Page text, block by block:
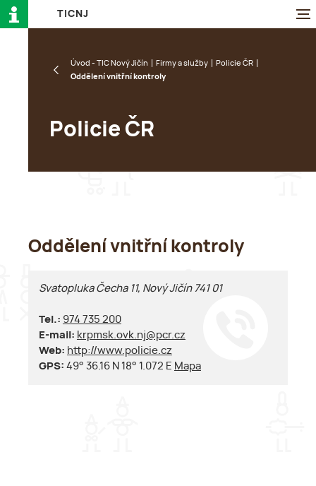
TI CN J
Úvod - TIC Nový Jičín Firmy a služby
Policie ČR
Oddělení vnitřní kontroly
Policie ČR
Oddělení vnitřní kontroly
Svatopluka Čecha 11, Nový Jičín 741 01
Tel.: 974 735 200
E-mail: krpmsk.ovk.nj@pcr.cz
Web: http://www.policie.cz
GPS: 49° 36.16 N 18° 1.072 E Mapa